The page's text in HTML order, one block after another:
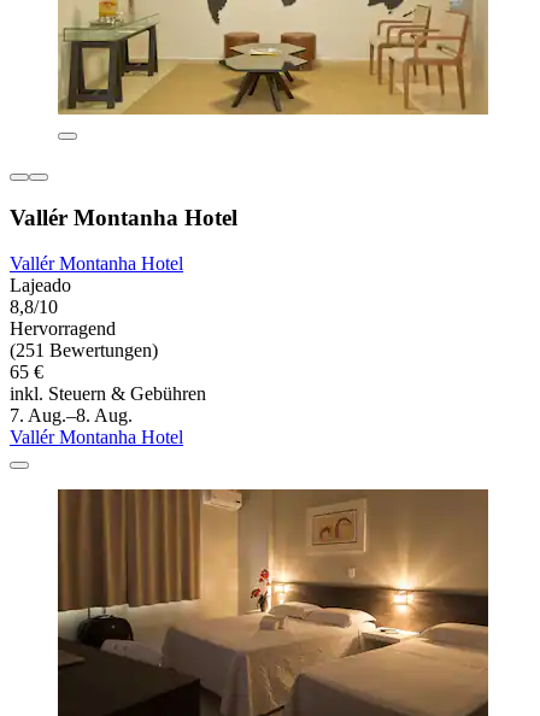
Vallér Montanha Hotel
Vallér Montanha Hotel
Lajeado
8,8/10
Hervorragend
(251 Bewertungen)
65 €
inkl. Steuern & Gebühren
7. Aug.–8. Aug.
Vallér Montanha Hotel